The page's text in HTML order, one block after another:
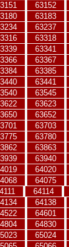
63152
63183
63237
63318
63341
63367
63385
63441
63545
63623
63652
63703
63780
63863
63940
64020
64075
64114
64138
64601
64830
65024